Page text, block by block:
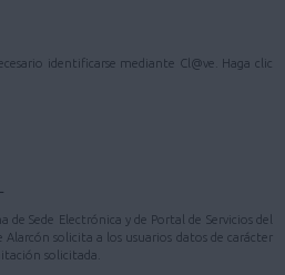
identificarse mediante Cl@ve. Haga clic
de Sede Electrónica y de Portal de Servicios del
solicita a los usuarios datos de carácter
solicitada.